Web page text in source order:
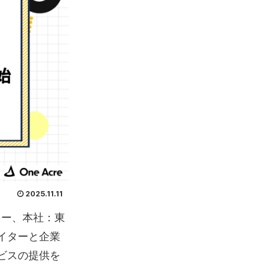
2025.11.11
、本社：東
ターと企業
スの提供を